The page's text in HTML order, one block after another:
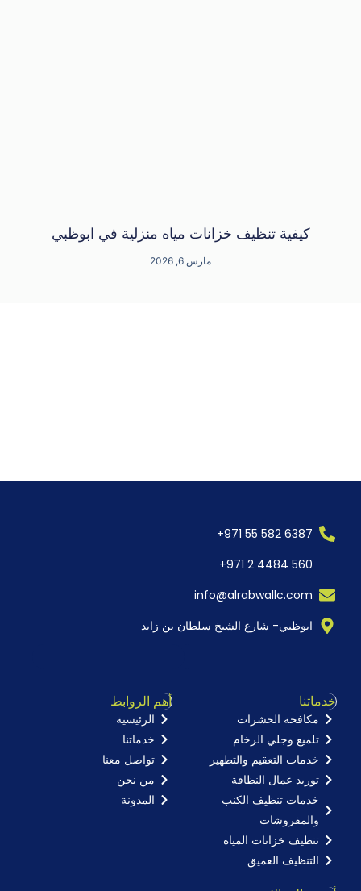
كيفية تنظيف خزانات مياه منزلية في ابوظبي
مارس 6, 2026
6387 582 55 971+
560 4484 2 971+
info@alrabwallc.com
ابوظبي- شارع الشيخ سلطان بن زايد
خدماتنا
مكافحة الحشرات
تلميع وجلي الرخام
خدمات التعقيم والتطهير
توريد عمال النظافة
خدمات تنظيف الكنب
والمفروشات
تنظيف خزانات المياه
التنظيف العميق
أهم الروابط
الرئيسية
خدماتنا
تواصل معنا
من نحن
المدونة